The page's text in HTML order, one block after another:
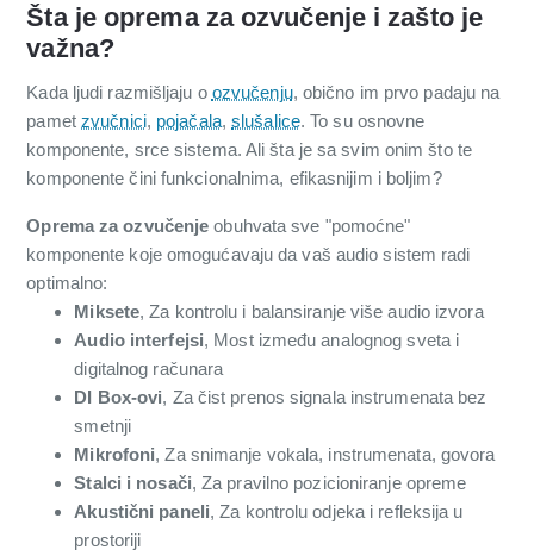
Šta je oprema za ozvučenje i zašto je
važna?
Kada ljudi razmišljaju o ozvučenju, obično im prvo padaju na
pamet zvučnici, pojačala,slušalice. To su osnovne
komponente, srce sistema. Ali šta je sa svim onim što te
komponente čini funkcionalnima, efikasnijim i boljim?
Oprema za ozvučenje obuhvata sve "pomoćne"
komponente koje omogućavaju da vaš audio sistem radi
optimalno:
Miksete, Za kontrolu i balansiranje više audio izvora
Audio interfejsi, Most između analognog sveta i
digitalnog računara
DI Box-ovi, Za čist prenos signala instrumenata bez
smetnji
Mikrofoni, Za snimanje vokala, instrumenata, govora
Stalci i nosači, Za pravilno pozicioniranje opreme
Akustični paneli, Za kontrolu odjeka i refleksija u
prostoriji